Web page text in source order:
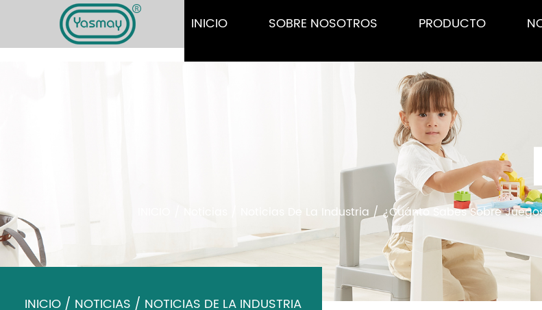
INICIO SOBRE NOSOTROS PRODUCTO
Noticias De La Industria /¿Cuánto Sabes Sobre
INICIO / NOTICIAS / NOTICIAS DE LA INDUSTRIA